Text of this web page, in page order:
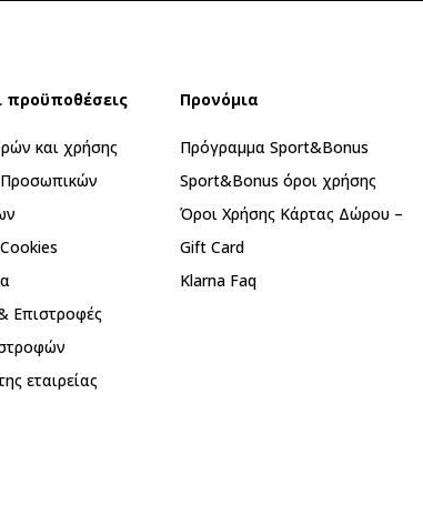
προϋποθέσεις
και χρήσης
Προσωπικών
Επιστροφές
εταιρείας
Προνόμια
Πρόγραμμα Sport&Bonus
Sport&Bonus όροι χρήσης
Όροι Χρήσης Κάρτας Δώρου –
Gift Card
Klarna Faq